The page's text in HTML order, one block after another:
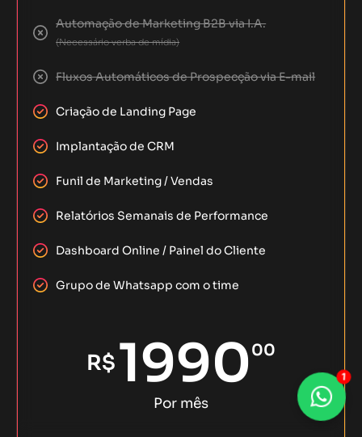
1
R$199000
Por mês
Automação de Marketing B2B via I.A.
(Necessário verba de mídia)
Fluxos Automáticos de Prospecção via E-mail
Criação de Landing Page
Implantação de CRM
Funil de Marketing / Vendas
Relatórios Semanais de Performance
Dashboard Online / Painel do Cliente
Grupo de Whatsapp com o time